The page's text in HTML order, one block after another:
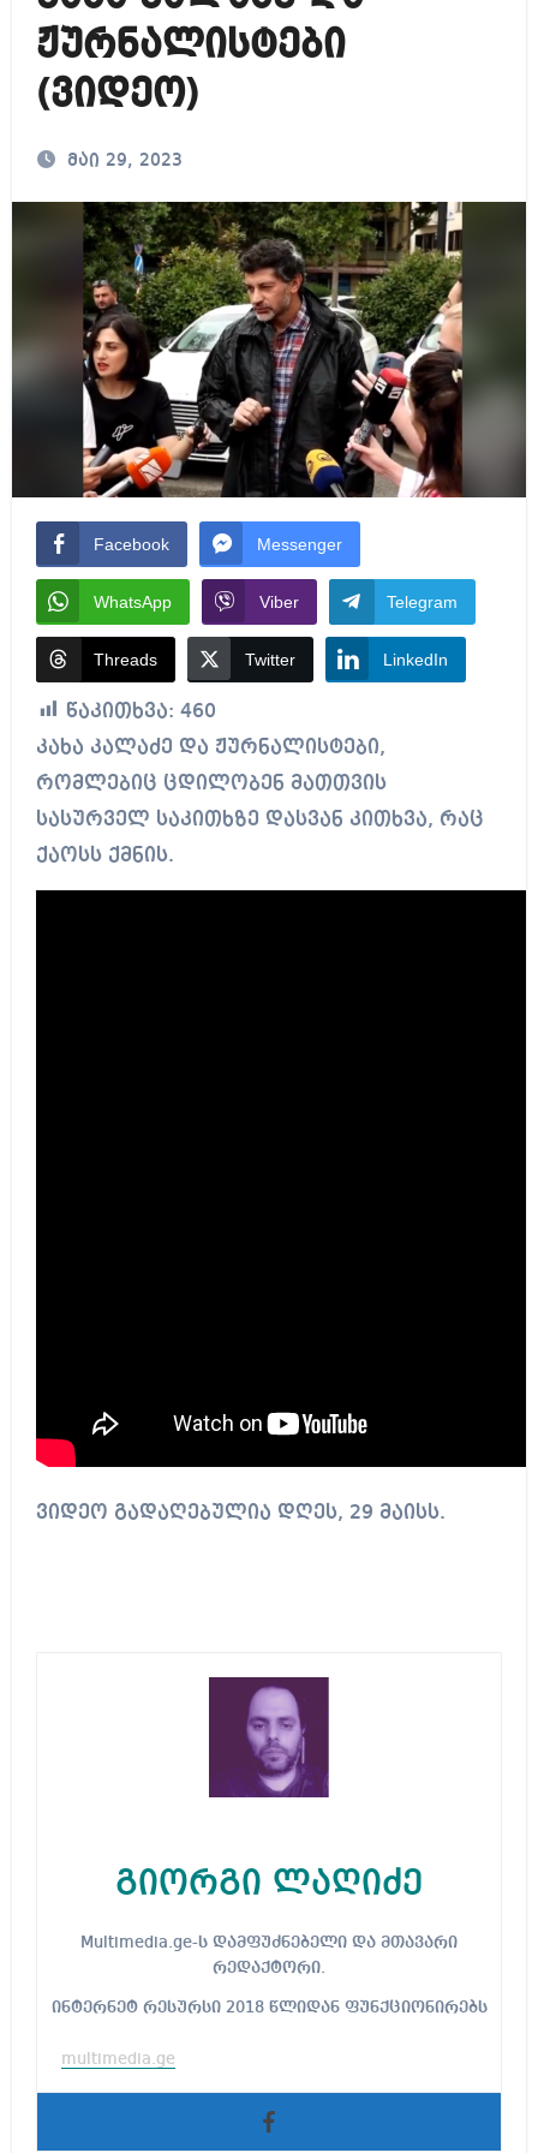
ჟურნალისტები
(ვიდეო)
მაი 29, 2023
Facebook Messenger
WhatsApp Viber Telegram
Threads Twitter LinkedIn
წაკითხვა: 460
კახა კალაძე და ჟურნალისტები,
რომლებიც ცდილობენ მათთვის
სასურველ საკითხზე დასვან კითხვა, რაც
ქაოსს ქმნის.
ვიდეო გადაღებულია დღეს, 29 მაისს.
გიორგი ლაღიძე
Multimedia.ge-ს დამფუძნებელი და მთავარი
რედაქტორი.
ინტერნეტ რესურსი 2018 წლიდან ფუნქციონირებს
multimedia.ge